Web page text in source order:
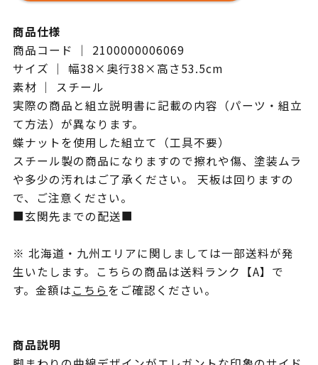
商品仕様
商品コード ｜ 2100000006069
サイズ ｜ 幅38×奥行38×高さ53.5cm
素材 ｜ スチール
実際の商品と組立説明書に記載の内容（パーツ・組立
て方法）が異なります。
蝶ナットを使用した組立て（工具不要）
スチール製の商品になりますので擦れや傷、塗装ムラ
や多少の汚れはご了承ください。 天板は回りますの
で、ご注意ください。
■玄関先までの配送■
※ 北海道・九州エリアに関しましては一部送料が発
生いたします。こちらの商品は送料ランク【A】で
す。金額はこちらをご確認ください。
商品説明